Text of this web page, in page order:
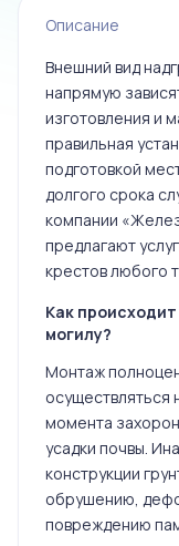
Описание
Внешний вид
напрямую
изготовления и
правильная
подготовкой
долгого срока
компании
предлагают
крестов любого
Как
могилу?
Монтаж
осуществляться
момента
усадки почвы.
конструкции
обрушению,
повреждению